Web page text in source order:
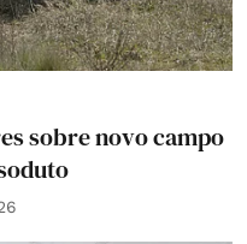
sobre novo campo